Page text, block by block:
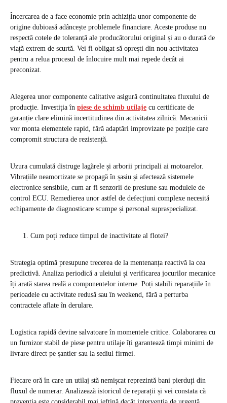
Încercarea de a face economie prin achiziția unor componente de
origine dubioasă adâncește problemele financiare. Aceste produse nu
respectă cotele de toleranță ale producătorului original și au o durată de
viață extrem de scurtă. Vei fi obligat să oprești din nou activitatea
pentru a relua procesul de înlocuire mult mai repede decât ai
preconizat.
Alegerea unor componente calitative asigură continuitatea fluxului de
producție. Investiția în piese de schimb utilaje cu certificate de
garanție clare elimină incertitudinea din activitatea zilnică. Mecanicii
vor monta elementele rapid, fără adaptări improvizate pe poziție care
compromit structura de rezistență.
Uzura cumulată distruge lagărele și arborii principali ai motoarelor.
Vibrațiile neamortizate se propagă în șasiu și afectează sistemele
electronice sensibile, cum ar fi senzorii de presiune sau modulele de
control ECU. Remedierea unor astfel de defecțiuni complexe necesită
echipamente de diagnosticare scumpe și personal supraspecializat.
Cum poți reduce timpul de inactivitate al flotei?
Strategia optimă presupune trecerea de la mentenanța reactivă la cea
predictivă. Analiza periodică a uleiului și verificarea jocurilor mecanice
îți arată starea reală a componentelor interne. Poți stabili reparațiile în
perioadele cu activitate redusă sau în weekend, fără a perturba
contractele aflate în derulare.
Logistica rapidă devine salvatoare în momentele critice. Colaborarea cu
un furnizor stabil de piese pentru utilaje îți garantează timpi minimi de
livrare direct pe șantier sau la sediul firmei.
Fiecare oră în care un utilaj stă nemișcat reprezintă bani pierduți din
fluxul de numerar. Analizează istoricul de reparații și vei constata că